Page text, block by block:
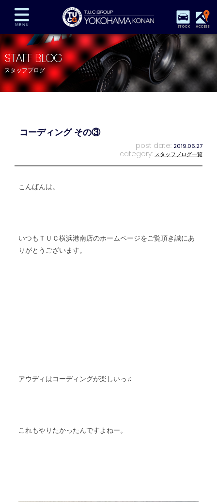
STOCK ACCESS
在庫車両情報 保証&サービス パーツリスト
TUCとは？ 店舗情報 アクセスマップ
全国納車 特別作業 注文販売
STAFF BLOG
スタッフブログ
コーディング その③
post date: 2019.06.27
category: スタッフブログ一覧
こんばんは。
いつもＴＵＣ横浜港南店のホームページをご覧頂き誠にあ
りがとうございます。
アウディはコーディングが楽しいっ♫
これもやりたかったんですよねー。